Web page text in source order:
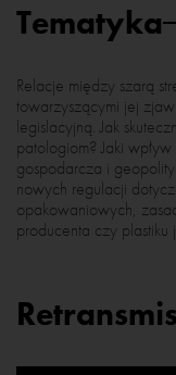
Tematyka
Relacje między szarą
towarzyszącymi jej
legislacyjną. Jak
patologiom? Jaki
gospodarcza i
nowych regulacji
opakowaniowych,
producenta czy